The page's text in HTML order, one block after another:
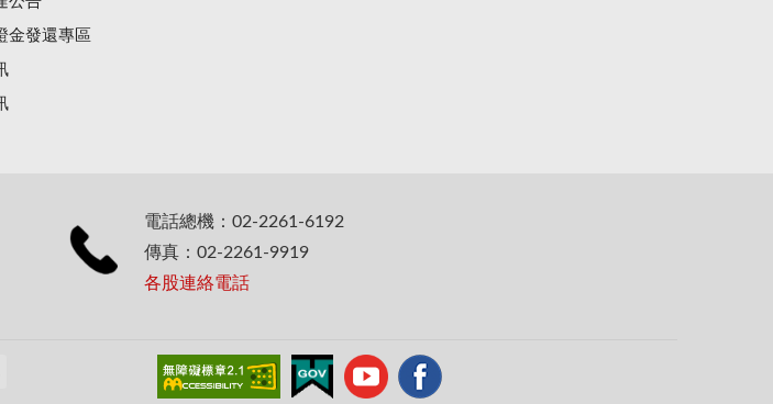
金發還專區
電話總機：02-2261-6192
傳真：02-2261-9919
各股連絡電話